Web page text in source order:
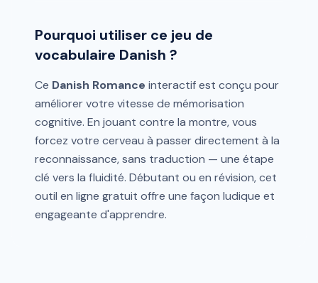
Pourquoi utiliser ce jeu de
vocabulaire Danish ?
Ce Danish Romance interactif est conçu pour
améliorer votre vitesse de mémorisation
cognitive. En jouant contre la montre, vous
forcez votre cerveau à passer directement à la
reconnaissance, sans traduction — une étape
clé vers la fluidité. Débutant ou en révision, cet
outil en ligne gratuit offre une façon ludique et
engageante d'apprendre.